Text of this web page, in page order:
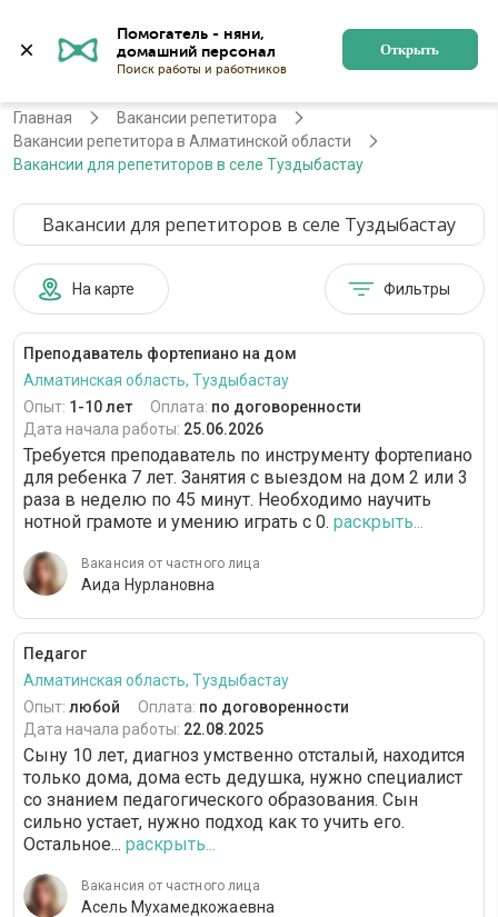
Помогатель - няни,
Поиск работы и работников
Открыть
Алматы Регистрация
Главная
Вакансии репетитора
Вакансии репетитора в Алматинской области
Вакансии для репетиторов в селе Туздыбастау
Вакансии для репетиторов в селе Туздыбастау
На карте Фильтры
Преподаватель фортепиано на дом
Алматинская область, Туздыбастау
Опыт: 1-10 лет Оплата: по договоренности
Дата начала работы: 25.06.2026
Требуется преподаватель по инструменту фортепиано
для ребенка 7 лет. Занятия с выездом на дом 2 или 3
раза в неделю по 45 минут. Необходимо научить
нотной грамоте и умению играть с 0. раскрыть...
Вакансия от частного лица
Аида Нурлановна
Педагог
Алматинская область, Туздыбастау
Опыт: любой Оплата: по договоренности
Дата начала работы: 22.08.2025
Сыну 10 лет, диагноз умственно отсталый, находится
только дома, дома есть дедушка, нужно специалист
со знанием педагогического образования. Сын
сильно устает, нужно подход как то учить его.
Остальное... раскрыть...
Вакансия от частного лица
Асель Мухамедкожаевна